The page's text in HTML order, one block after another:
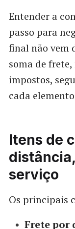
Entender a
passo para
final não vem
soma de
impostos,
cada
Itens de
serviço
Os principais
Frete por